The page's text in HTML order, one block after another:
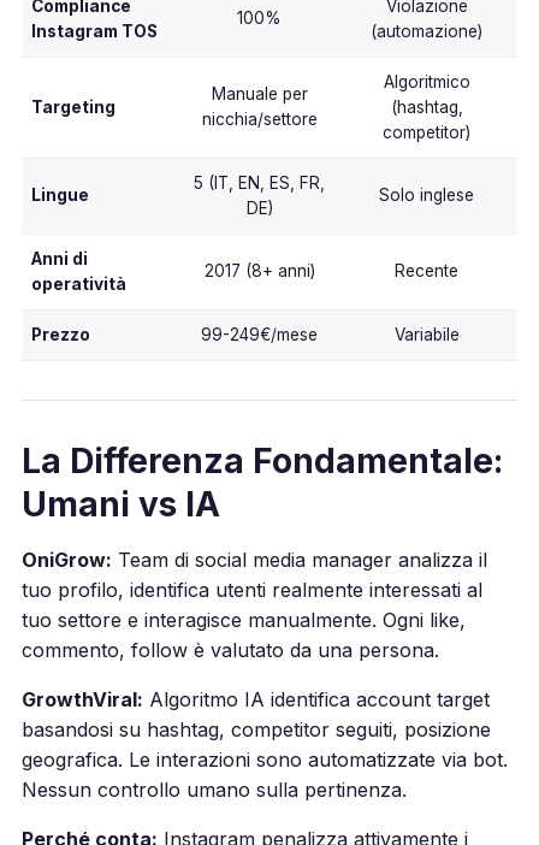
Compliance
Instagram TOS
100%
Violazione
(automazione)
Targeting
Manuale per
nicchia/settore
Algoritmico
(hashtag,
competitor)
Lingue
5 (IT, EN, ES, FR,
DE)
Solo inglese
Anni di
operatività
2017 (8+ anni) Recente
Prezzo 99-249€/mese Variabile
La Differenza Fondamentale:
Umani vs IA
OniGrow: Team di social media manager analizza il
tuo profilo, identifica utenti realmente interessati al
tuo settore e interagisce manualmente. Ogni like,
commento, follow è valutato da una persona.
GrowthViral: Algoritmo IA identifica account target
basandosi su hashtag, competitor seguiti, posizione
geografica. Le interazioni sono automatizzate via bot.
Nessun controllo umano sulla pertinenza.
Perché conta: Instagram penalizza attivamente i